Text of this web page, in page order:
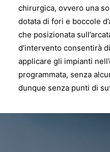
chirurgica, ovvero una
dotata di fori e boccole
che posizionata
d’intervento consentirà
applicare gli impianti
programmata, senza
dunque senza punti di